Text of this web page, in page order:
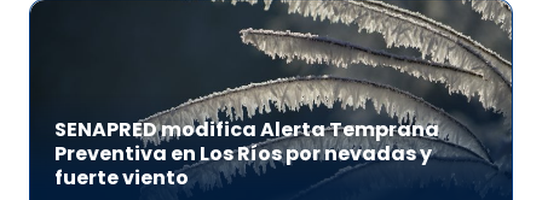
SENAPRED modifica Alerta Temprana
Preventiva en Los Ríos por nevadas y
fuerte viento